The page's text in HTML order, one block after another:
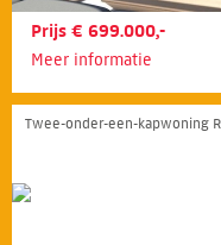
Prijs € 699.000,-
Meer informatie
Twee-onder-een-kapwoning